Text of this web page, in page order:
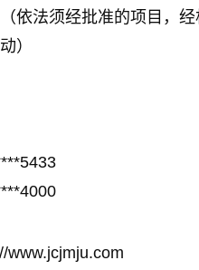
依法须经批准的项目，
）
www.jcjmju.com